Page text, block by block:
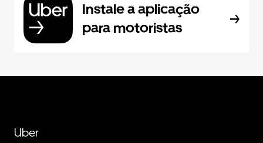
Instale a aplicação
para motoristas
Uber